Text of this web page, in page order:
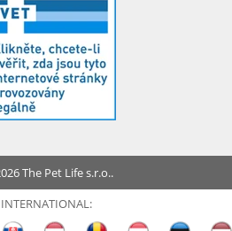
The Pet Life s.r.o..
INTERNATIONAL: